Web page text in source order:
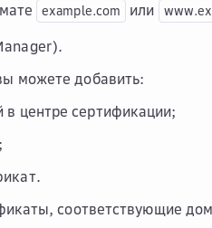
example.com или
.
можете добавить:
центре сертификации;
соответствующие